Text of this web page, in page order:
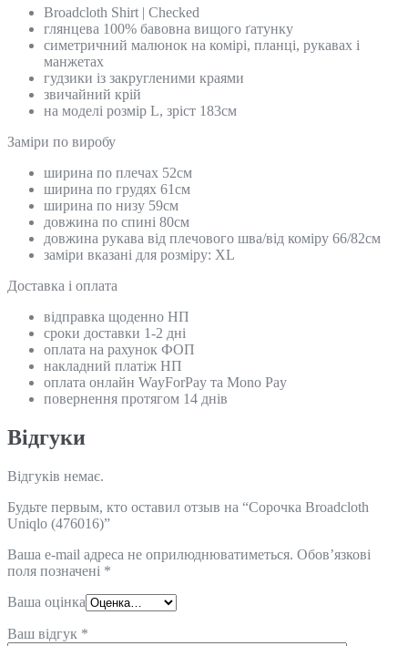
Broadcloth Shirt | Checked
глянцева 100% бавовна вищого ґатунку
симетричний малюнок на комірі, планці, рукавах і
манжетах
гудзики із закругленими краями
звичайний крій
на моделі розмір L, зріст 183см
Замiри по виробу
ширина по плечах 52см
ширина по грудях 61см
ширина по низу 59см
довжина по спині 80см
довжина рукава від плечового шва/від коміру 66/82см
заміри вказані для розміру: XL
Доставка і оплата
відправка щоденно НП
сроки доставки 1-2 дні
оплата на рахунок ФОП
накладний платіж НП
оплата онлайн WayForPay та Mono Pay
повернення протягом 14 днів
Відгуки
Відгуків немає.
Будьте первым, кто оставил отзыв на “Сорочка Broadcloth
Uniqlo (476016)”
Ваша e-mail адреса не оприлюднюватиметься. Обов’язкові
поля позначені *
Ваша оцінка
Ваш відгук *